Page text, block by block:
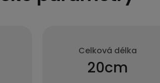
Celková délka
20cm